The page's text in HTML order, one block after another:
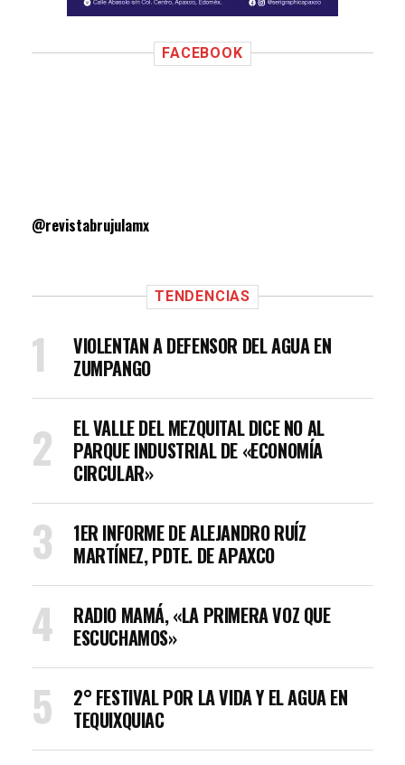
FACEBOOK
@revistabrujulamx
TENDENCIAS
VIOLENTAN A DEFENSOR DEL AGUA EN
ZUMPANGO
EL VALLE DEL MEZQUITAL DICE NO AL
PARQUE INDUSTRIAL DE «ECONOMÍA
CIRCULAR»
1ER INFORME DE ALEJANDRO RUÍZ
MARTÍNEZ, PDTE. DE APAXCO
RADIO MAMÁ, «LA PRIMERA VOZ QUE
ESCUCHAMOS»
2° FESTIVAL POR LA VIDA Y EL AGUA EN
TEQUIXQUIAC